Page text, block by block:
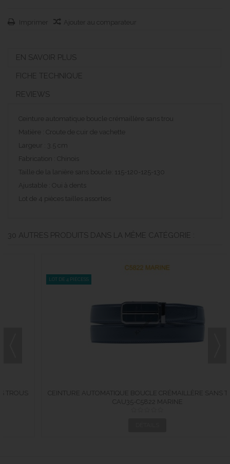
Imprimer Ajouter au comparateur
EN SAVOIR PLUS
FICHE TECHNIQUE
REVIEWS
Ceinture automatique boucle crémaillère sans trou
Matière : Croute de cuir de vachette
Largeur : 3.5 cm
Fabrication : Chinois
Taille de la lanière sans boucle: 115-120-125-130
Ajustable : Oui à dents
Lot de 4 pièces tailles assorties
30 AUTRES PRODUITS DANS LA MÊME CATÉGORIE :
LOT DE 4 PIÈCESS
CEINTURE AUTOMATIQUE BOUCLE CRÉMAILLÈRE SANS TROUS
EN...
CAU35-C5822 MARINE